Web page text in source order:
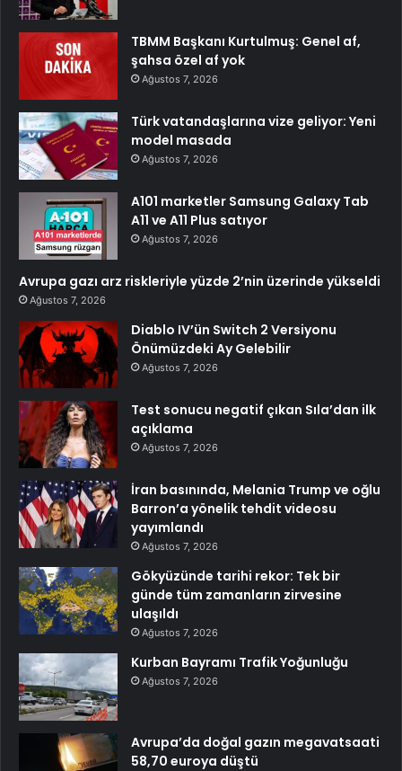
TBMM Başkanı Kurtulmuş: Genel af,
şahsa özel af yok
Ağustos 7, 2026
Türk vatandaşlarına vize geliyor: Yeni
model masada
Ağustos 7, 2026
A101 marketler Samsung Galaxy Tab
A11 ve A11 Plus satıyor
Ağustos 7, 2026
Avrupa gazı arz riskleriyle yüzde 2’nin üzerinde yükseldi
Ağustos 7, 2026
Diablo IV’ün Switch 2 Versiyonu
Önümüzdeki Ay Gelebilir
Ağustos 7, 2026
Test sonucu negatif çıkan Sıla’dan ilk
açıklama
Ağustos 7, 2026
İran basınında, Melania Trump ve oğlu
Barron’a yönelik tehdit videosu
yayımlandı
Ağustos 7, 2026
Gökyüzünde tarihi rekor: Tek bir
günde tüm zamanların zirvesine
ulaşıldı
Ağustos 7, 2026
Kurban Bayramı Trafik Yoğunluğu
Ağustos 7, 2026
Avrupa’da doğal gazın megavatsaati
58,70 euroya düştü